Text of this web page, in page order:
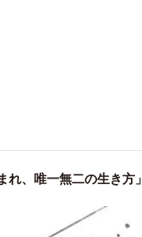
、唯一無二の生き方」